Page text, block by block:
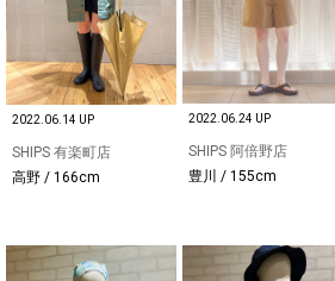
2022.06.14 UP
SHIPS 有楽町店
高野 / 166cm
2022.06.24 UP
SHIPS 阿倍野店
豊川 / 155cm